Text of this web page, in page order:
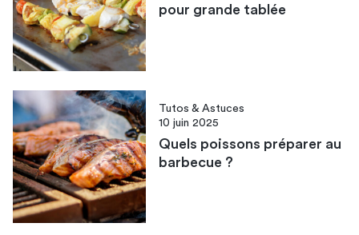
pour grande tablée
Tutos & Astuces
10 juin 2025
Quels poissons préparer au
barbecue ?